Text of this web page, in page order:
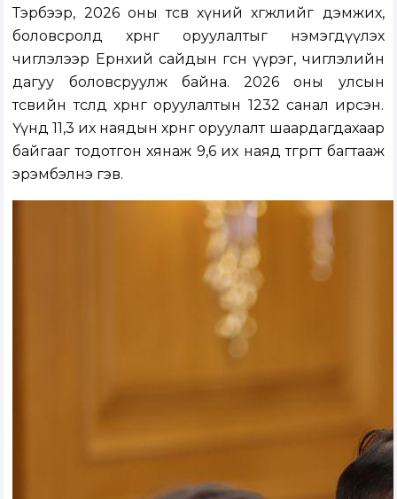
Тэрбээр, 2026 оны төсөв хүний хөгжлийг дэмжих,
боловсролд хөрөнгө оруулалтыг нэмэгдүүлэх
чиглэлээр Ерөнхий сайдын өгсөн үүрэг, чиглэлийн
дагуу боловсруулж байна. 2026 оны улсын
төсвийн төсөлд хөрөнгө оруулалтын 1232 санал ирсэн.
Үүнд 11,3 их наядын хөрөнгө оруулалт шаардагдахаар
байгааг тодотгон хянаж 9,6 их наяд төгрөгт багтааж
эрэмбэлнэ гэв.